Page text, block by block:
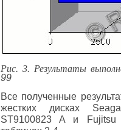
Рис. 3. Результаты
99
Все полученные
жестких дисках
ST9100823 A и Fujitsu